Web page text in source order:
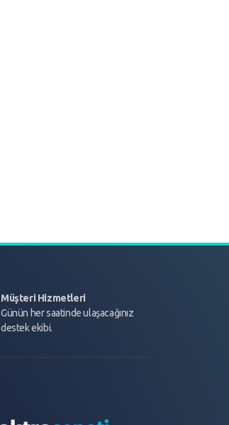
Müşteri Hizmetleri
Günün her saatinde ulaşacağınız
destek ekibi.